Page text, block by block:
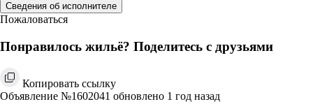
Сведения об исполнителе
Пожаловаться
Понравилось жильё? Поделитесь с друзьями
Копировать ссылку
Объявление №1602041 обновлено 1 год назад